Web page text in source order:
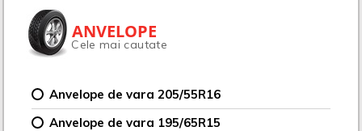
ANVELOPE
Cele mai cautate
Anvelope de vara 205/55R16
Anvelope de vara 195/65R15